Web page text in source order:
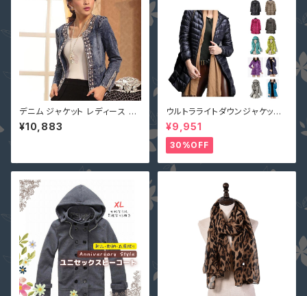
デニム ジャケット レディース S
M L 2L 3L 4L 5L 宝石 ビジュ
ー Gジャン nkt0156 ノーカラ
¥10,883
ウルトラライトダウンジャケット
S-7XL 12色 一部即納 ダウンコ
ート レディース nnf180016 ロ
ング丈 ミディアム丈 大きいサイ
ズ
¥9,951
30%OFF